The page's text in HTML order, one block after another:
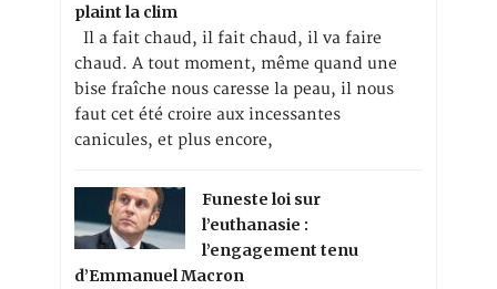
plaint la clim
Il a fait chaud, il fait chaud, il va faire
chaud. A tout moment, même quand une
bise fraîche nous caresse la peau, il nous
faut cet été croire aux incessantes
canicules, et plus encore,
Funeste loi sur
l’euthanasie :
l’engagement tenu
d’Emmanuel Macron